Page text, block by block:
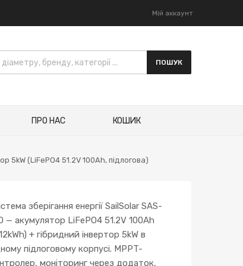
Мій аккаунт
ПОШУК
ПРО НАС КОШИК
5kW (LiFePO4 51.2V 100Ah, підлогова)
зберігання енергії SailSolar SAS-
— акумулятор LiFePO4 51.2V 100Ah
+ гібридний інвертор 5kW в
підлоговому корпусі. MPPT-
моніторинг через додаток,